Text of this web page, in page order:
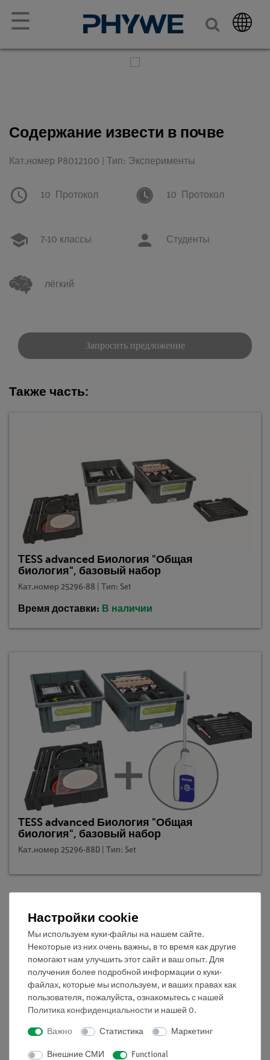
☰
Содержание извести в почве
Кат.номер P8012100 | Тип: Эксперименты
10 Протокол 10 Протокол
7-10 классы Студенты
лёгкий
Запросить предложение
Также часть:
TESS advanced Биология "Общая
биология", базовый набор
Кат.номер 25296-88 | Тип: Set
Время доставки: В наличии
TESS advanced Биология "Общая
биология", базовый набор
Кат.номер 25296-88D | Тип: Set
Описание
Цель данного эксперимента - изучение содержания
мела в садовой почве, песке и других пробах почвы.
Содержание мела (извести) в почве важно для
качество почвы, например, его кислотность,
теплоемкость, водный баланс и аэрация. Кроме того,
Настройки cookie
Мы используем куки-файлы на нашем сайте.
Некоторые из них очень важны, в то время как другие
помогают нам улучшить этот сайт и ваш опыт. Для
получения более подробной информации о куки-
файлах, которые мы используем, и ваших правах как
пользователя, пожалуйста, ознакомьтесь с нашей
Политика конфиденциальности и нашей 0.
Важно Статистика Маркетинг
Внешние СМИ Functional